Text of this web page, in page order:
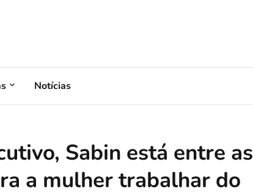
Notícias
Sabin está entre as
a mulher trabalhar do